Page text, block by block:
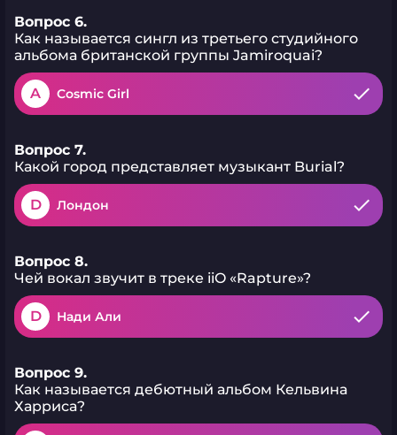
Вопрос 6.
Как называется сингл из третьего студийного
альбома британской группы Jamiroquai?
A Cosmic Girl
Вопрос 7.
Какой город представляет музыкант Burial?
D Лондон
Вопрос 8.
Чей вокал звучит в треке iiO «Rapture»?
D Нади Али
Вопрос 9.
Как называется дебютный альбом Кельвина
Харриса?